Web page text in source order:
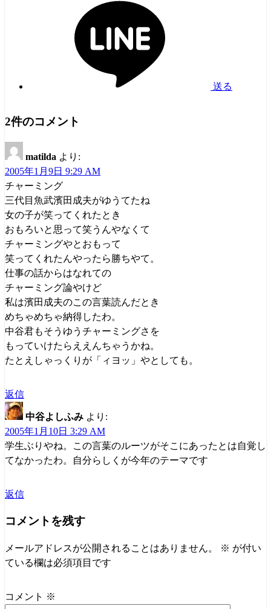
送る
2件のコメント
matilda より:
2005年1月9日 9:29 AM
チャーミング
三代目魚武濱田成夫がゆうてたね
女の子が笑ってくれたとき
おもろいと思って笑うんやなくて
チャーミングやとおもって
笑ってくれたんやったら勝ちやて。
仕事の話からはなれての
チャーミング論やけど
私は濱田成夫のこの言葉読んだとき
めちゃめちゃ納得したわ。
中谷君もそうゆうチャーミングさを
もっていけたらええんちゃうかね。
たとえしゃっくりが「ィヨッ」やとしても。
返信
中谷よしふみ より:
2005年1月10日 3:29 AM
学生ぶりやね。この言葉のルーツがそこにあったとは自覚し
てなかったわ。自分らしくが今年のテーマです
返信
コメントを残す
メールアドレスが公開されることはありません。 ※ が付い
ている欄は必須項目です
コメント ※